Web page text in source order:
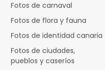
Fotos de carnaval
Fotos de flora y fauna
Fotos de identidad canaria
Fotos de ciudades,
pueblos y caseríos